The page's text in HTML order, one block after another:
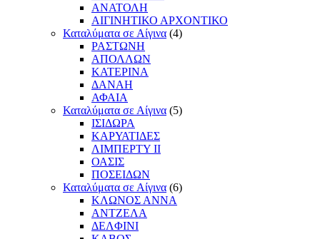
ΑΝΑΤΟΛΗ
ΑΙΓΙΝΗΤΙΚΟ ΑΡΧΟΝΤΙΚΟ
Καταλύματα σε Αίγινα (4)
ΡΑΣΤΩΝΗ
ΑΠΟΛΛΩΝ
ΚΑΤΕΡΙΝΑ
ΔΑΝΑΗ
ΑΦΑΙΑ
Καταλύματα σε Αίγινα (5)
ΙΣΙΔΩΡΑ
ΚΑΡΥΑΤΙΔΕΣ
ΛΙΜΠΕΡΤΥ ΙΙ
ΟΑΣΙΣ
ΠΟΣΕΙΔΩΝ
Καταλύματα σε Αίγινα (6)
ΚΛΩΝΟΣ ΑΝΝΑ
ΑΝΤΖΕΛΑ
ΔΕΛΦΙΝΙ